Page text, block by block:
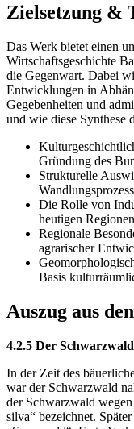
Zielsetzung &
Das Werk bietet einen
Wirtschaftsgeschichte
die Gegenwart. Dabei
Entwicklungen in
Gegebenheiten und
und wie diese Synthese
Gründung des
Strukturelle
Die Rolle von
heutigen
Regionale
agrarischer
Basis
Auszug aus
4.2.5 Der Schwarzwald
In der Zeit des
war der Schwarzwald
der Schwarzwald
silva“ bezeichnet.